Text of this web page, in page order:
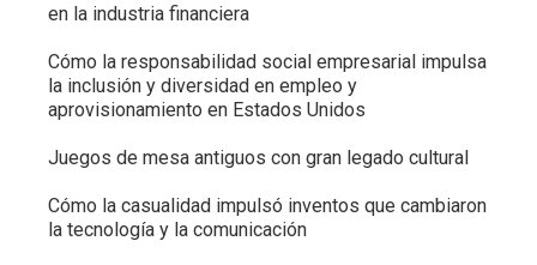
en la industria financiera
Cómo la responsabilidad social empresarial impulsa
la inclusión y diversidad en empleo y
aprovisionamiento en Estados Unidos
Juegos de mesa antiguos con gran legado cultural
Cómo la casualidad impulsó inventos que cambiaron
la tecnología y la comunicación